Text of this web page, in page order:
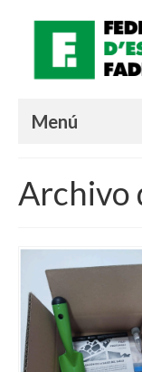
Menú
MATERIALES
LOGIN SOCIE
Español
Archivo